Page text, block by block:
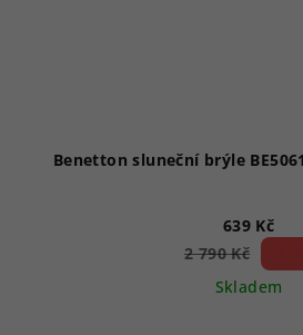
639 Kč
2 790 Kč
Skladem